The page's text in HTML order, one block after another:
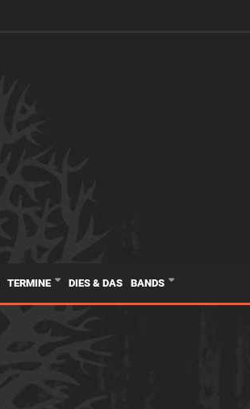
TERMINE DIES & DAS BANDS